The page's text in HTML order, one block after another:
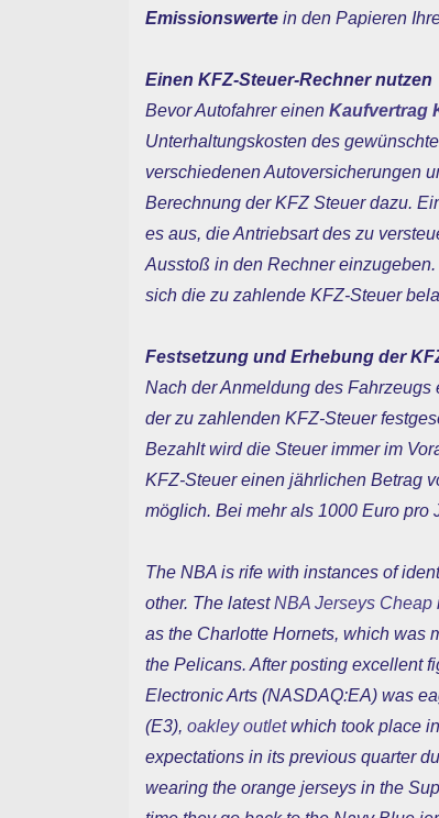
Emissionswerte in den Papieren
Einen KFZ-Steuer-Rechner nutzen
Bevor Autofahrer einen Kaufvertrag
Unterhaltungskosten des
verschiedenen Autoversicherungen
Berechnung der KFZ Steuer dazu.
es aus, die Antriebsart des zu
Ausstoß in den Rechner
sich die zu zahlende KFZ-Steuer
Festsetzung und Erhebung der
Nach der Anmeldung des
der zu zahlenden KFZ-Steuer
Bezahlt wird die Steuer immer im
KFZ-Steuer einen jährlichen Betrag
möglich. Bei mehr als 1000 Euro pro
The NBA is rife with instances of
other. The latestNBA Jerseys Cheap
as the Charlotte Hornets, which was
the Pelicans. After posting excellent
Electronic Arts (NASDAQ:EA) was
(E3), oakley outletwhich took place
expectations in its previous quarter
wearing the orange jerseys in the